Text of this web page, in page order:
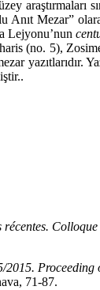
araştırmaları
Mezar”
Lejyonu’nun
(no. 5),
yazıtlarıdır.
récentes.
2015.
71-87.